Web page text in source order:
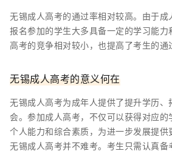
无锡成人高考的通过率相对较高。由于成
报名参加的学生大多具备一定的学习能力
高考的竞争相对较小，也提高了考生的通
无锡成人高考的意义何在
无锡成人高考为成年人提供了提升学历
会。参加成人高考，不仅可以获得对应
个人能力和综合素质，为进一步发展提供
无锡成人高考并不难考。考生只需认真备